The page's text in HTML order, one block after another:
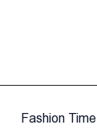
Fashion Time